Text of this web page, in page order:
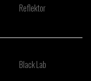
Reflektor
Black Lab